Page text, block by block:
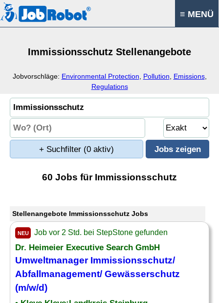
≡ MENÜ
Immissionsschutz Stellenangebote
Jobvorschläge: Environmental Protection Pollution Emissions,
Regulations
+ Suchfilter (0 aktiv)
60 Jobs für Immissionsschutz
Stellenangebote Immissionsschutz Jobs
NEU Job vor 2 Std. bei StepStone gefunden
Dr. Heimeier Executive Search GmbH
Umweltmanager Immissionsschutz/
Abfallmanagement/ Gewässerschutz
(m/w/d)